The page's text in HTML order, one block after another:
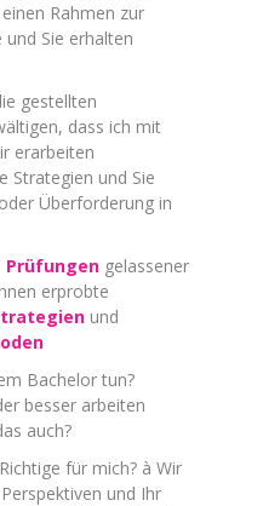
Rahmen zur
und Sie erhalten
gestellten
dass ich mit
erarbeiten
Strategien und Sie
Überforderung in
Prüfungen gelassener
erprobte
und
Bachelor tun?
besser arbeiten
auch?
für mich? à Wir
und Ihr